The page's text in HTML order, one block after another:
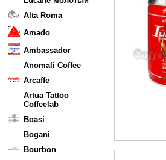
Alta Roma
Amado
Ambassador
Anomali Coffee
Arcaffe
Artua Tattoo
Coffeelab
Boasi
Bogani
Bourbon